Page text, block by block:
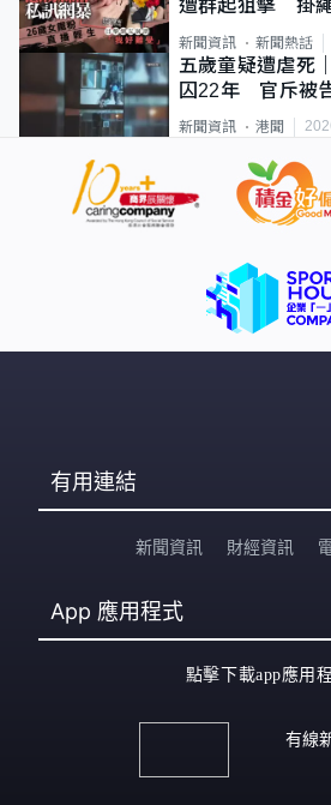
遭群起狙擊 掛
新聞資訊 新聞熱話
五歲童疑遭虐死
囚22年 官斥被
新聞資訊 港聞
有用連結
新聞資訊 財經資訊
App 應用程式
點擊下載app應用
有線